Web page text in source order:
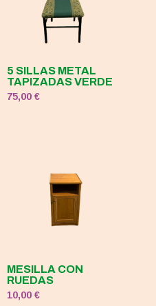
5 SILLAS METAL
TAPIZADAS VERDE
75,00€
MESILLA CON
RUEDAS
10,00€